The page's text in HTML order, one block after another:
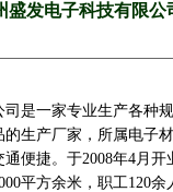
盛发电子科技有限公
一家专业生产各种规
生产厂家，所属电子
便捷。于2008年4月开
平方余米，职工120余